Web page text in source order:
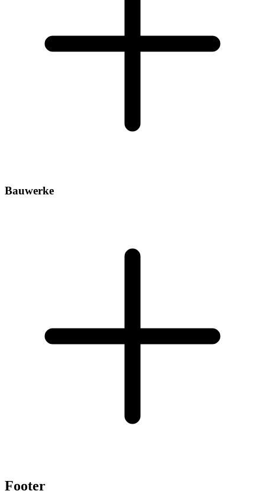
Bauwerke
Footer